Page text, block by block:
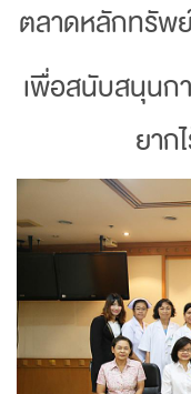
ตลาดหลักทรัพ
เพื่อสนับสนุนก
ยาก